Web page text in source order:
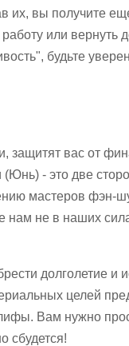
их, вы получите
или вернуть
будьте
защитят вас от
- это две
мастеров
нам не в наших
долголетие и
целей
Вам нужно
сбудется!